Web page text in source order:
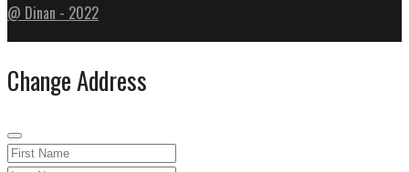
@ Dinan - 2022
Change Address